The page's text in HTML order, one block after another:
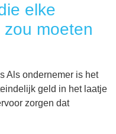
elke
moeten
Als ondernemer is het
geld in het laatje
zorgen dat